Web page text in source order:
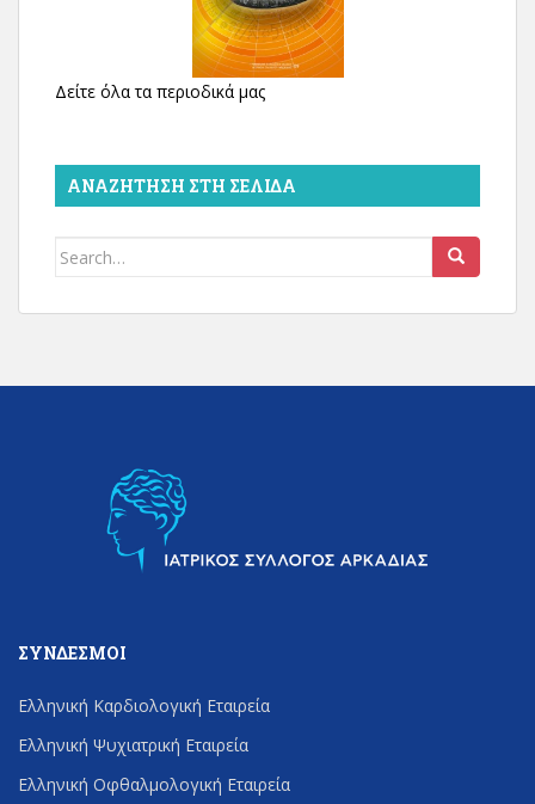
Δείτε όλα τα περιοδικά μας
ΑΝΑΖΉΤΗΣΗ ΣΤΗ ΣΕΛΊΔΑ
Search
ΣΎΝΔΕΣΜΟΙ
Ελληνική Καρδιολογική Εταιρεία
Ελληνική Ψυχιατρική Εταιρεία
Ελληνική Οφθαλμολογική Εταιρεία